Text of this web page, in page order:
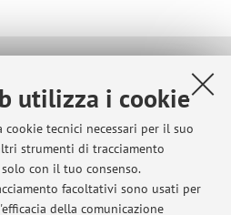
utilizza i cookie
tecnici necessari per il suo
strumenti di tracciamento
con il tuo consenso.
facoltativi sono usati per
della comunicazione
avvisi